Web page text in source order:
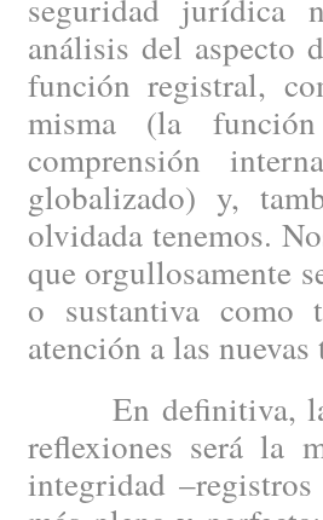
seguridad jurídica
análisis del aspecto
función registral,
misma (la
comprensión
globalizado) y,
olvidada tenemos.
que orgullosamente
o sustantiva como
atención a las
En definitiva, la
reflexiones será la
integridad